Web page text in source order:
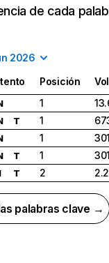
de cada
2026
Posición
1
T 1
1
T 1
I T 2
palabras clave →